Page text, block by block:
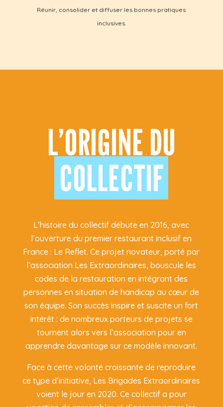
Réunir, consolider et diffuser les bonnes pratiques
inclusives.
L’ORIGINE DU
COLLECTIF
L’histoire du collectif débute en 2016, avec
l’ouverture du premier restaurant inclusif en
France : Le Reflet. Ce projet novateur, porté par
l’association Les Extraordinaires, bouscule les
codes de la restauration en intégrant des
personnes en situation de handicap au cœur de
son équipe. Son succès inspire et suscite un fort
intérêt : de nombreux porteurs de projets se
tournent alors vers l’association pour en
apprendre davantage sur ce modèle innovant.
Face à cette volonté croissante de reproduire
ce type d’initiative, Les Brigades Extraordinaires
voient le jour en 2020. Ce collectif a pour